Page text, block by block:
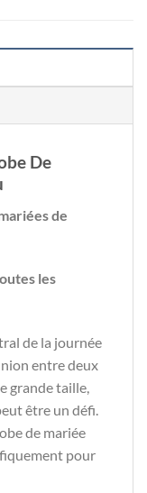
De
de
les
de la journée
entre deux
grande taille,
être un défi.
de mariée
pour